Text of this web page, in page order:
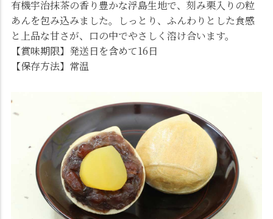
有機宇治抹茶の香り豊かな浮島生地で、刻み栗入りの粒
あんを包み込みました。しっとり、ふんわりとした食感
と上品な甘さが、口の中でやさしく溶け合います。
【賞味期限】発送日を含めて16日
【保存方法】常温